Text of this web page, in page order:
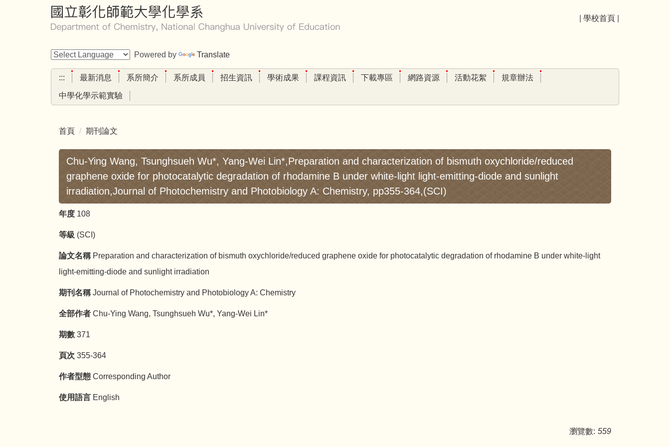
學校首頁
Powered by Translate
::: 最新消息 系所簡介 系所成員 招生資訊 學術成果 課程資訊 下載專區 網路資源 活動花絮 規章辦法
中學化學示範實驗
首頁 期刊論文
Chu-Ying Wang, Tsunghsueh Wu*, Yang-Wei Lin*,Preparation and characterization of bismuth oxychloride/reduced
graphene oxide for photocatalytic degradation of rhodamine B under white-light light-emitting-diode and sunlight
irradiation,Journal of Photochemistry and Photobiology A: Chemistry, pp355-364,(SCI)
年度 108
等級 (SCI)
論文名稱 Preparation and characterization of bismuth oxychloride/reduced graphene oxide for photocatalytic degradation of rhodamine B under white-light
light-emitting-diode and sunlight irradiation
期刊名稱 Journal of Photochemistry and Photobiology A: Chemistry
全部作者 Chu-Ying Wang, Tsunghsueh Wu*, Yang-Wei Lin*
期數 371
頁次 355-364
作者型態 Corresponding Author
使用語言 English
瀏覽數: 559